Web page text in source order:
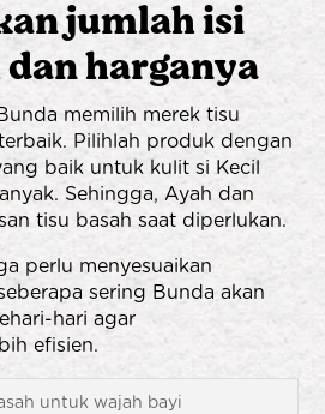
jumlah isi
harganya
memilih merek tisu
Pilihlah produk dengan
baik untuk kulit si Kecil
Sehingga, Ayah dan
tisu basah saat diperlukan.
perlu menyesuaikan
sering Bunda akan
hari agar
efisien.